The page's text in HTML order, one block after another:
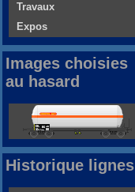
Travaux
Expos
Images choisies
au hasard
Historique lignes